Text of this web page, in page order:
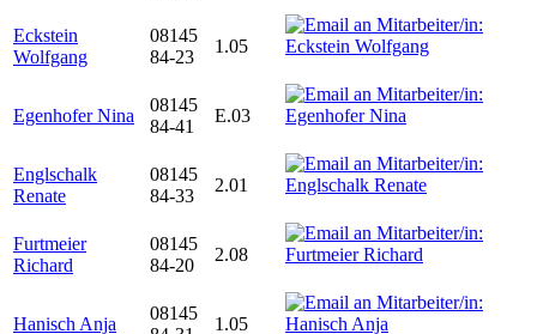
Eckstein
Wolfgang
08145
84-23
1.05
Egenhofer Nina
08145
84-41
E.03
Englschalk
Renate
08145
84-33
2.01
Furtmeier
Richard
08145
84-20
2.08
Hanisch Anja
08145
1.05